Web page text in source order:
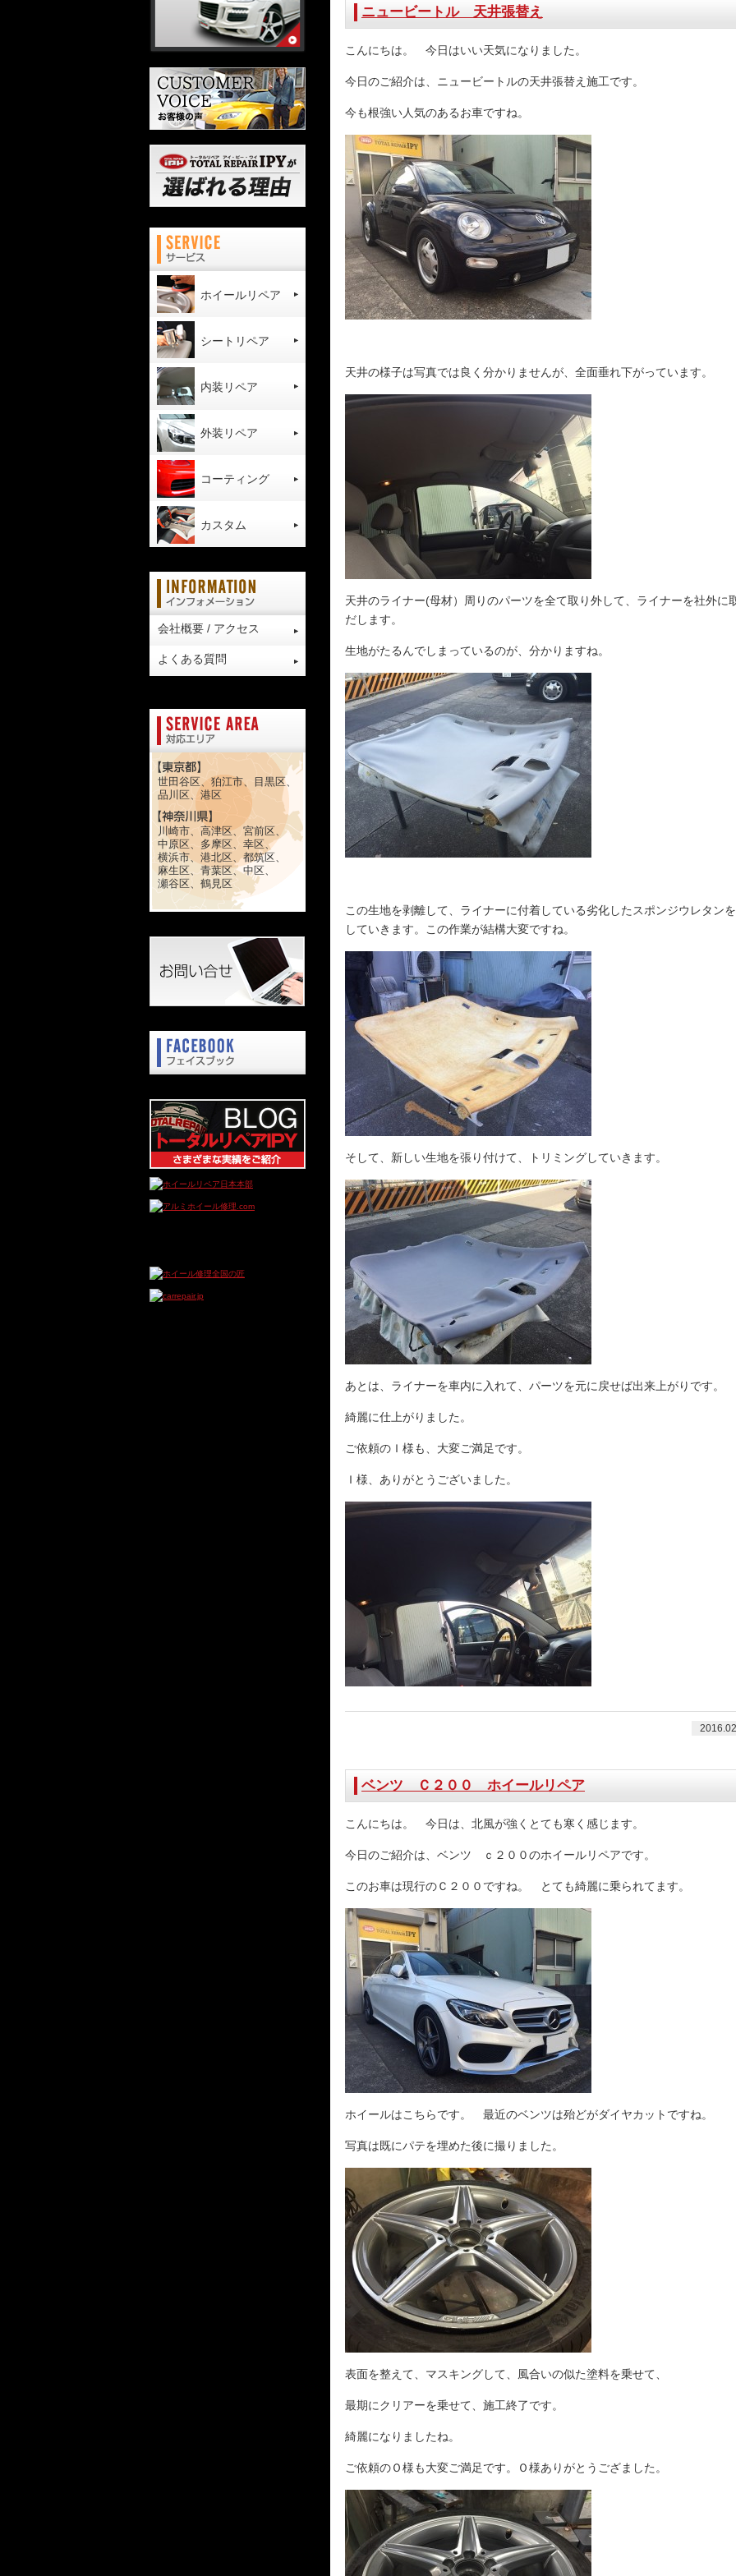
ニュービートル 天井張替え
こんにちは。 今日はいい天気になりました。
今日のご紹介は、ニュービートルの天井張替え施工です。
今も根強い人気のあるお車ですね。
天井の様子は写真では良く分かりませんが、全面垂れ下がっています。
天井のライナー(母材）周りのパーツを全て取り外して、ライナーを社外に
だします。
生地がたるんでしまっているのが、分かりますね。
この生地を剥離して、ライナーに付着している劣化したスポンジウレタン
していきます。この作業が結構大変ですね。
そして、新しい生地を張り付けて、トリミングしていきます。
あとは、ライナーを車内に入れて、パーツを元に戻せば出来上がりです。
綺麗に仕上がりました。
ご依頼のＩ様も、大変ご満足です。
Ｉ様、ありがとうございました。
ベンツ Ｃ２００ ホイールリペア
こんにちは。 今日は、北風が強くとても寒く感じます。
今日のご紹介は、ベンツ ｃ２００のホイールリペアです。
このお車は現行のＣ２００ですね。 とても綺麗に乗られてます。
ホイールはこちらです。 最近のベンツは殆どがダイヤカットですね。
写真は既にパテを埋めた後に撮りました。
表面を整えて、マスキングして、風合いの似た塗料を乗せて、
最期にクリアーを乗せて、施工終了です。
綺麗になりましたね。
ご依頼のＯ様も大変ご満足です。Ｏ様ありがとうござました。
ホイールリペア
シートリペア
内装リペア
外装リペア
コーティング
カスタム
会社概要 / アクセス
よくある質問
世田谷区、狛江市、目黒区、
品川区、港区
川崎市、高津区、宮前区、
中原区、多摩区、幸区、
横浜市、港北区、都筑区、
麻生区、青葉区、中区、
瀬谷区、鶴見区